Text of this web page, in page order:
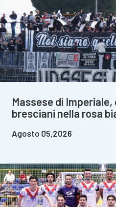
Massese di
bresciani nella rosa
Agosto 05,2026